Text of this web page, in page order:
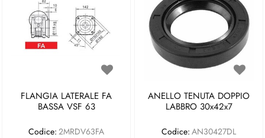
FLANGIA LATERALE FA
BASSA VSF 63
Codice: 2MRDV63FA
ANELLO TENUTA DOPPIO
LABBRO 30x42x7
Codice: AN30427DL